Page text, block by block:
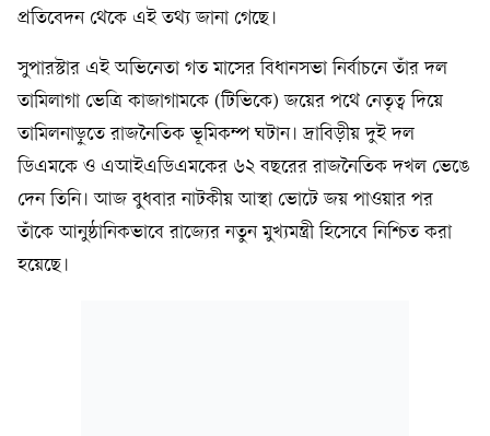
প্রতিবেদন থেকে এই তথ্য জানা গেছে।
সুপারস্টার এই অভিনেতা গত মাসের বিধানসভা নির্বাচনে তাঁর দল
তামিলাগা ভেত্রি কাজাগামকে (টিভিকে) জয়ের পথে নেতৃত্ব দিয়ে
তামিলনাড়ুতে রাজনৈতিক ভূমিকম্প ঘটান। দ্রাবিড়ীয় দুই দল
ডিএমকে ও এআইএডিএমকের ৬২ বছরের রাজনৈতিক দখল ভেঙে
দেন তিনি। আজ বুধবার নাটকীয় আস্থা ভোটে জয় পাওয়ার পর
তাঁকে আনুষ্ঠানিকভাবে রাজ্যের নতুন মুখ্যমন্ত্রী হিসেবে নিশ্চিত করা
হয়েছে।